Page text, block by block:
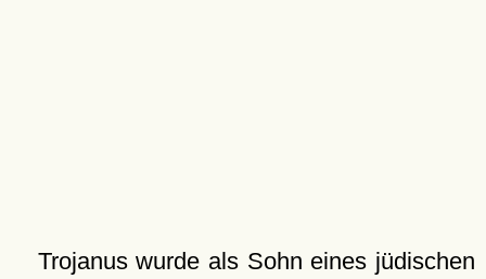
Trojanus wurde als Sohn eines jüdischen